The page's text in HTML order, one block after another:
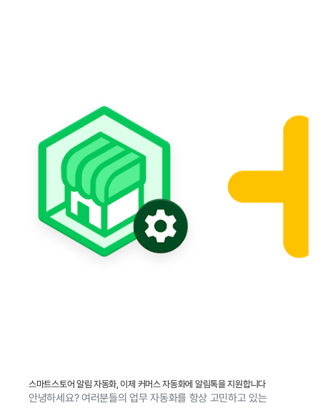
스마트스토어 알림 자동화, 이제 커머스 자동화에 알림톡을 지원합니다
안녕하세요? 여러분들의 업무 자동화를 항상 고민하고 있는